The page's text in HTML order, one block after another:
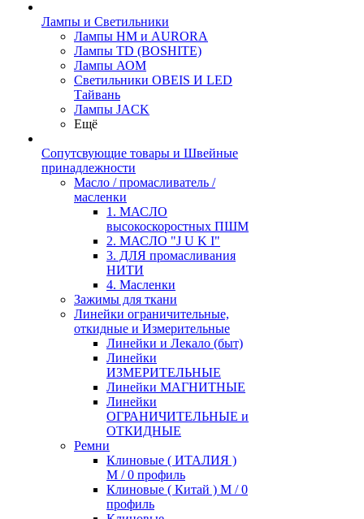
Лампы и Светильники
Лампы HM и AURORA
Лампы TD (BOSHITE)
Лампы АОМ
Светильники OBEIS И LED
Тайвань
Лампы JACK
Ещё
Сопутсвующие товары и Швейные
принадлежности
Масло / промасливатель /
масленки
1. МАСЛО
высокоскоростных ПШМ
2. МАСЛО "J U K I"
3. ДЛЯ промасливания
НИТИ
4. Масленки
Зажимы для ткани
Линейки ограничительные,
откидные и Измерительные
Линейки и Лекало (быт)
Линейки
ИЗМЕРИТЕЛЬНЫЕ
Линейки МАГНИТНЫЕ
Линейки
ОГРАНИЧИТЕЛЬНЫЕ и
ОТКИДНЫЕ
Ремни
Клиновые ( ИТАЛИЯ )
М / 0 профиль
Клиновые ( Китай ) М / 0
профиль